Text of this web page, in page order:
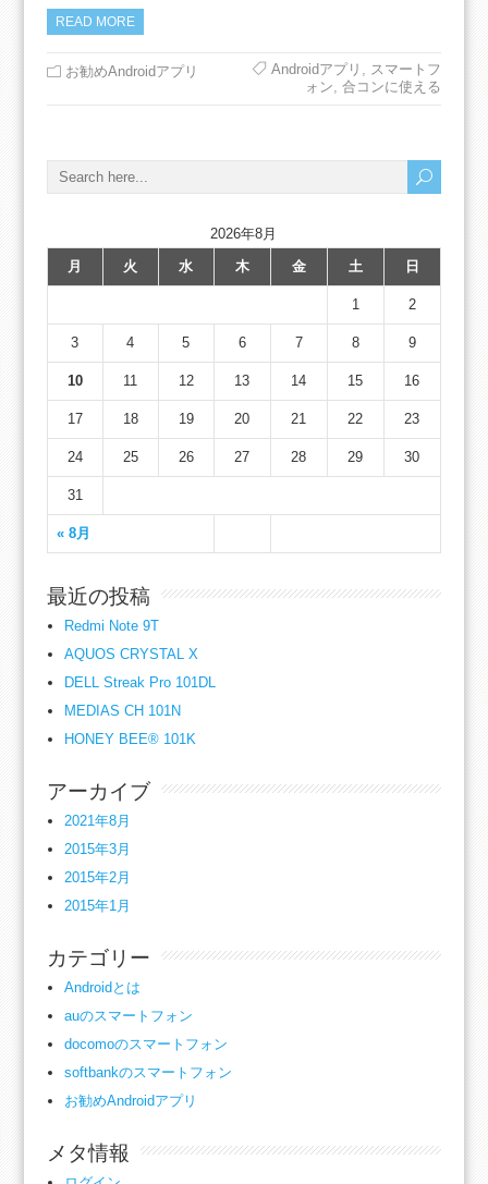
READ MORE
お勧めAndroidアプリ Androidアプリ
スマートフ
ォン ,合コンに使える
2026年8月
月
火 水 木 金 土 日
« 8月
1 2
3 4 5 6 7 8 9
10 11 12 13 14 15 16
17 18 19 20 21 22 23
24 25 26 27 28 29 30
31
最近の投稿
Redmi Note 9T
AQUOS CRYSTAL X
DELL Streak Pro 101DL
MEDIAS CH 101N
HONEY BEE® 101K
アーカイブ
2021年8月
2015年3月
2015年2月
2015年1月
カテゴリー
Androidとは
auのスマートフォン
docomoのスマートフォン
softbankのスマートフォン
お勧めAndroidアプリ
メタ情報